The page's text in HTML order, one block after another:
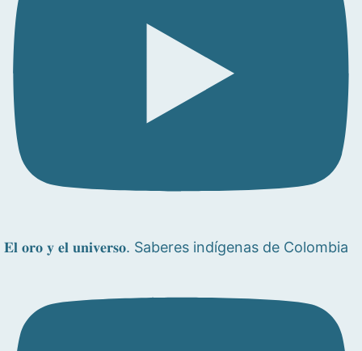
𝐄𝐥 𝐨𝐫𝐨 𝐲 𝐞𝐥 𝐮𝐧𝐢𝐯𝐞𝐫𝐬𝐨. Saberes indígenas de Colombia